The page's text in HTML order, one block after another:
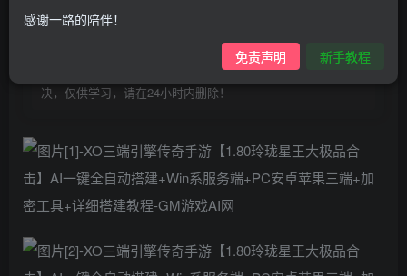
购买前请先看完新手教程,未认真看完一切问题自行解决
点击查看
仅支持云服务器搭建，适用于小白快速搭建，只能确保安卓正
常进入游戏和后台使用，如有苹果请自测，游戏多少自带一些
bug，若后面因为bug或者其他原因导致游戏无法进入请自行解
决，仅供学习，请在24小时内删除！
感谢一路的陪伴！
免责声明 新手教程